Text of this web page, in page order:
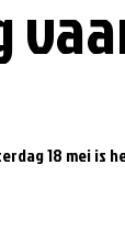
18 mei is